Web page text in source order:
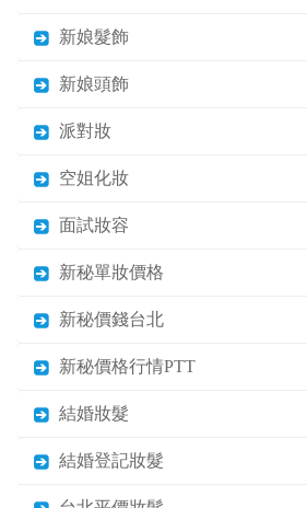
新娘髮飾
新娘頭飾
派對妝
空姐化妝
面試妝容
新秘單妝價格
新秘價錢台北
新秘價格行情PTT
結婚妝髮
結婚登記妝髮